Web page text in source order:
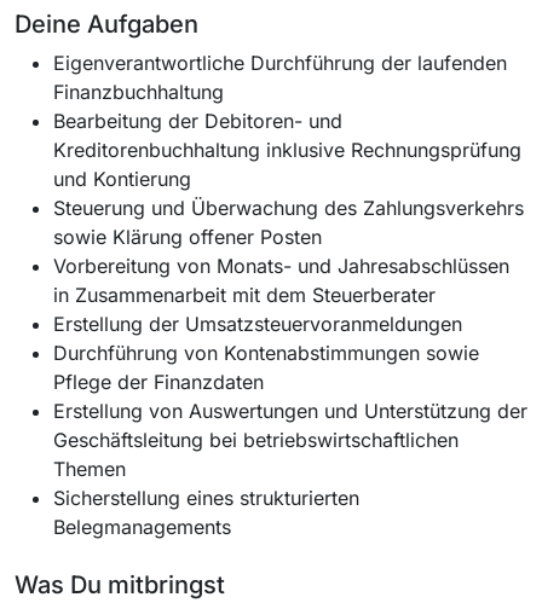
Deine Aufgaben
Eigenverantwortliche Durchführung der laufenden
Finanzbuchhaltung
Bearbeitung der Debitoren- und
Kreditorenbuchhaltung inklusive Rechnungsprüfung
und Kontierung
Steuerung und Überwachung des Zahlungsverkehrs
sowie Klärung offener Posten
Vorbereitung von Monats- und Jahresabschlüssen
in Zusammenarbeit mit dem Steuerberater
Erstellung der Umsatzsteuervoranmeldungen
Durchführung von Kontenabstimmungen sowie
Pflege der Finanzdaten
Erstellung von Auswertungen und Unterstützung der
Geschäftsleitung bei betriebswirtschaftlichen
Themen
Sicherstellung eines strukturierten
Belegmanagements
Was Du mitbringst